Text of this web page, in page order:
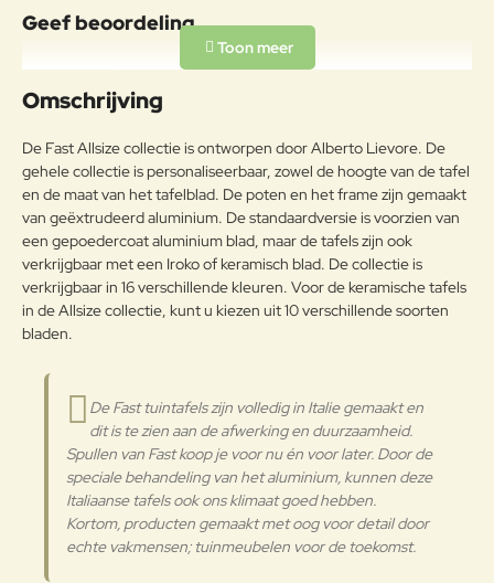
Aluminium
Aluminiumlegeringen,
buitengewoon geschikt voor de
weerstaan en met poeder gelakt.
Onderhoudsadvies
Aluminium
Om het product lange tijd in
uitstekende staat te houden, raden
we aan om het correct en
regelmatig te reinigen. Verricht de
reiniging vaker op plaatsen die
oppervlakken met een zachte doek
en met water of neutrale
reinigingsmiddelen te reinigen. De
langdurige en continue
blootstelling aan intense uv-
straling of aan erg lage
temperaturen kunnen de originele
Geef beoordeling
Uw naam:
g:
Note:HTML-code wordt niet vertaald!
Waardering:
Waarderin
g:
Slecht Goed
Verder
Omschrijving
De Fast Allsize collectie is ontworpen door Alberto Lievore. De
gehele collectie is personaliseerbaar, zowel de hoogte van de tafel
en de maat van het tafelblad. De poten en het frame zijn gemaakt
van geëxtrudeerd aluminium. De standaardversie is voorzien van
een gepoedercoat aluminium blad, maar de tafels zijn ook
verkrijgbaar met een Iroko of keramisch blad. De collectie is
verkrijgbaar in 16 verschillende kleuren. Voor de keramische tafels
in de Allsize collectie, kunt u kiezen uit 10 verschillende soorten
bladen.
De Fast tuintafels zijn volledig in Italie gemaakt en
dit is te zien aan de afwerking en duurzaamheid.
Spullen van Fast koop je voor nu én voor later. Door de
speciale behandeling van het aluminium, kunnen deze
Italiaanse tafels ook ons klimaat goed hebben.
Kortom, producten gemaakt met oog voor detail door
echte vakmensen; tuinmeubelen voor de toekomst.